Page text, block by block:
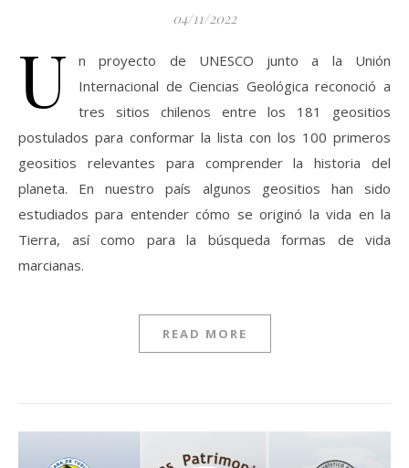
04/11/2022
U
n proyecto de UNESCO junto a la Unión
Internacional de Ciencias Geológica reconoció a
tres sitios chilenos entre los 181 geositios
postulados para conformar la lista con los 100 primeros
geositios relevantes para comprender la historia del
planeta. En nuestro país algunos geositios han sido
estudiados para entender cómo se originó la vida en la
Tierra, así como para la búsqueda formas de vida
marcianas.
READ MORE